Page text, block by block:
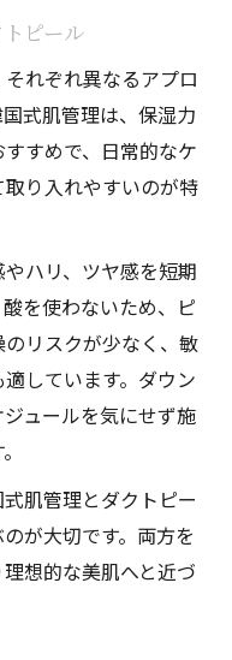
ピール
れぞれ異なるアプロ
式肌管理は、保湿力
すめで、日常的なケ
り入れやすいのが特
ハリ、ツヤ感を短期
を使わないため、ピ
リスクが少なく、敏
しています。ダウン
ュールを気にせず施
肌管理とダクトピー
が大切です。両方を
想的な美肌へと近づ